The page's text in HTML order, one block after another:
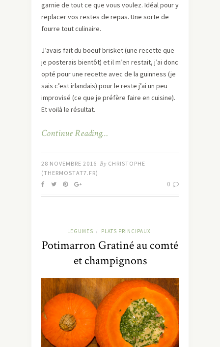
garnie de tout ce que vous voulez. Idéal pour y
replacer vos restes de repas. Une sorte de
fourre tout culinaire.
J’avais fait du boeuf brisket (une recette que
je posterais bientôt) et il m’en restait, j’ai donc
opté pour une recette avec de la guinness (je
sais c’est irlandais) pour le reste j’ai un peu
improvisé (ce que je préfère faire en cuisine).
Et voilà le résultat.
Continue Reading…
28 NOVEMBRE 2016 By CHRISTOPHE
(THERMOSTAT7.FR)
0
LEGUMES / PLATS PRINCIPAUX
Potimarron Gratiné au comté
et champignons